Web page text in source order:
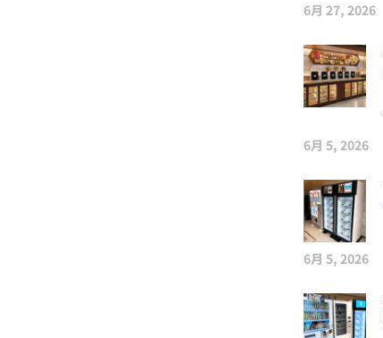
6月 27, 2026
6月 5, 2026
6月 5, 2026